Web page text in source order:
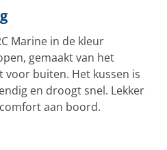
Marine in de kleur
gemaakt van het
voor buiten. Het kussen is
en droogt snel. Lekker
aan boord.